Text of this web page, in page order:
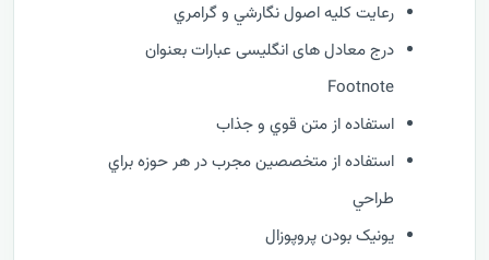
رعايت کليه اصول نگارشي و گرامري
درج معادل های انگلیسی عبارات بعنوان
Footnote
استفاده از متن قوي و جذاب
استفاده از متخصصين مجرب در هر حوزه براي
طراحي
يونيک بودن پروپوزال